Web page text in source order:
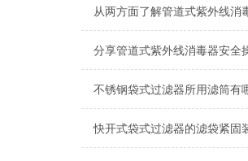
从两方面了解管道式紫外线消